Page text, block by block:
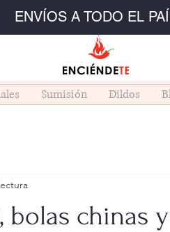
ENVÍOS A TODO EL
Sumisión Dildos
bolas chinas